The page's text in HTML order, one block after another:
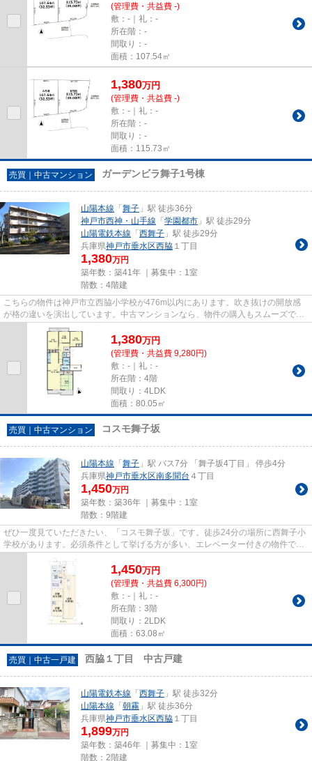
(管理費・共益費 -)
敷：-｜礼：-
所在階：-
間取り：-
面積：107.54㎡
1,380万円
(管理費・共益費 -)
敷：-｜礼：-
所在階：-
間取り：-
面積：115.73㎡
売買｜中古マンション ガーデンビラ舞子1号棟
山陽本線 「 舞子 」駅 徒歩36分
神戸市西神・山手線 「 学園都市 」駅 徒歩29分
山陽電鉄本線 「 西舞子 」駅 徒歩29分
兵庫県神戸市垂水区西脇 １丁目
1,380万円
築年数：築41年 ｜募集中： 1室
階数：4階建
こちらの物件は神戸市立西脇小学校が476m以内にあります。吹き抜けの開放感
が格の違いを演出しています。中古マンションなら、物件の購入もスムーズで
す。山陽本線舞子近辺に立地する...
1,380万円
(管理費・共益費 9,280円)
敷：-｜礼：-
所在階：4階
間取り：4LDK
面積：80.05㎡
売買｜中古マンション コスモ舞子坂
山陽本線 「 舞子 」駅 バス7分 「舞子坂4丁目」 停歩4分
兵庫県神戸市垂水区南多聞台 ４丁目
1,450万円
築年数：築36年 ｜募集中： 1室
階数：9階建
ぜひ一度見ていただきたい、「コスモ舞子坂」です。徒歩24分の場所に西舞子小
学校があります。必須条件として挙げる方が多い、エレベーター付きの物件で
1,450万円
(管理費・共益費 6,300円)
敷：-｜礼：-
所在階：3階
間取り：2LDK
面積：63.08㎡
売買｜中古一戸建 西脇１丁目 中古戸建
山陽電鉄本線 「 西舞子 」駅 徒歩32分
山陽本線 「 朝霧 」駅 徒歩36分
兵庫県神戸市垂水区西脇 １丁目
1,899万円
築年数：築46年 ｜募集中： 1室
階数：2階建